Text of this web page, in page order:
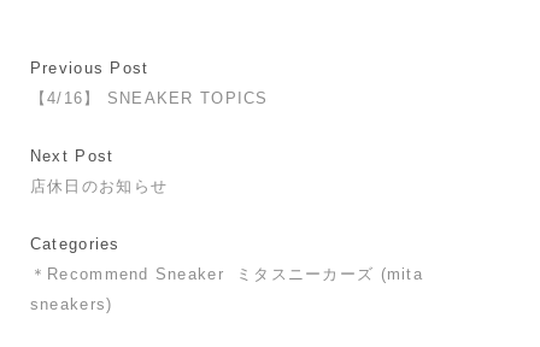
Previous Post
【4/16】 SNEAKER TOPICS
Next Post
店休日のお知らせ
Categories
＊Recommend Sneaker
ミタスニーカーズ (mita
sneakers)